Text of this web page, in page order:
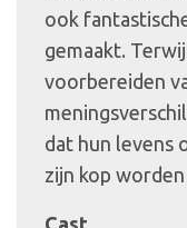
ook
gemaakt.
voorbereiden
dat hun levens
zijn kop
Cast